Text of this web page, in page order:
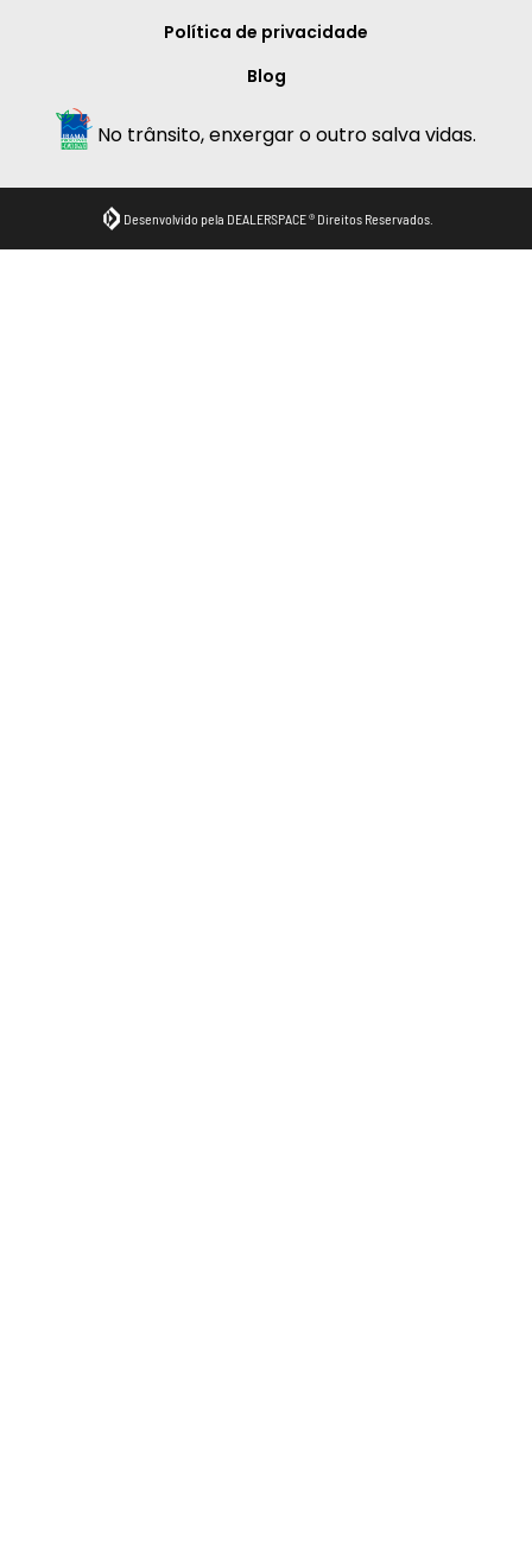
Política de privacidade
Blog
No trânsito, enxergar o outro salva vidas.
Desenvolvido pela DEALERSPACE ® Direitos Reservados.